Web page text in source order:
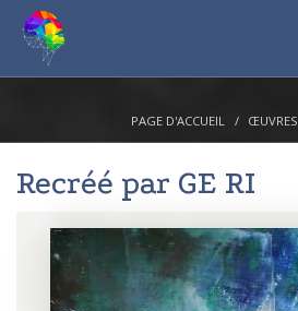
PAGE D'ACCUEIL ŒUVRES
Recréé par GE RI